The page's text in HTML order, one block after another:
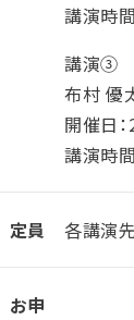
講演時
講演③
布村 優
開催日
講演時
定員 各講演
お申